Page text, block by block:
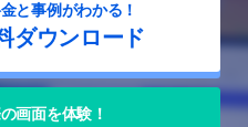
詳細はこちら
ら(PDF)
と事例がわかる！
ダウンロード
画⾯を体験！